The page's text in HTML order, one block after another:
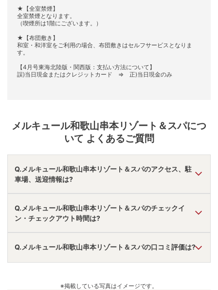
★【全室禁煙】
全室禁煙となります。
（喫煙所は1階にございます。）
★【布団敷き】
和室・和洋室をご利用の場合、布団敷きはセルフサービスとなりま
す。
【4月号東海北陸版・関西版：支払い方法について】
誤)当日現金またはクレジットカード ⇒ 正)当日現金のみ
メルキュール和歌山串本リゾート＆スパにつ
いて よくあるご質問
Q.メルキュール和歌山串本リゾート＆スパのアクセス、駐
車場、送迎情報は?
A. 車ですさみ南ＩＣより35分。
駐車場あり。
無料送迎あり。
Q.メルキュール和歌山串本リゾート＆スパのチェックイ
ン・チェックアウト時間は?
A. チェックインは15:00~20:00 、チェックアウトは〜11:00
です。
※プランによって異なる場合があります。
Q.メルキュール和歌山串本リゾート＆スパの口コミ評価は?
口コミ情報の詳細はこちら。
※掲載している写真はイメージです。